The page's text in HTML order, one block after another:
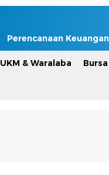
Perencanaan Keuangan
UKM & Waralaba